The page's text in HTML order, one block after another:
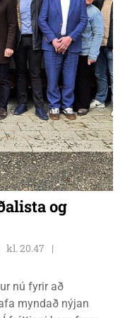
og
kl. 20.47
nú fyrir að
myndað nýjan